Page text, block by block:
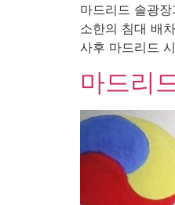
마드리드 솔광
소한의 침대 배
사후 마드리드
마드리